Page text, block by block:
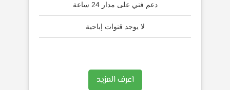
دعم فني على مدار 24 ساعة
لا يوجد قنوات إباحية
اعرف المزيد